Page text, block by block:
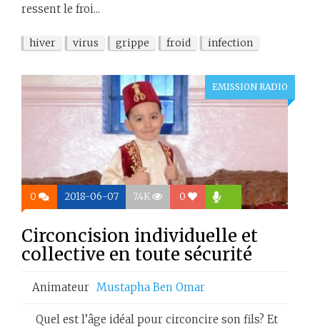
ressent le froi...
hiver virus grippe froid infection
EMISSION RADIO
0 2018-06-07 7.4K 0
Circoncision individuelle et
collective en toute sécurité
Animateur Mustapha Ben Omar
Quel est l’âge idéal pour circoncire son fils? Et